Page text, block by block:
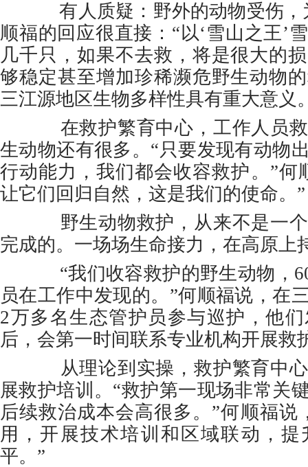
有人质疑：野外的动物受伤，
顺福的回应很直接：“以‘雪山之王’
几千只，如果不去救，将是很大的
够稳定甚至增加珍稀濒危野生动物
三江源地区生物多样性具有重大意义
在救护繁育中心，工作人员救
生动物还有很多。“只要发现有动物
行动能力，我们都会收容救护。”何
让它们回归自然，这是我们的使命。”
野生动物救护，从来不是一个
完成的。一场场生命接力，在高原上
“我们收容救护的野生动物，
员在工作中发现的。”何顺福说，在
2万多名生态管护员参与巡护，他
后，会第一时间联系专业机构开展救
从理论到实操，救护繁育中心
展救护培训。“救护第一现场非常关
后续救治成本会高很多。”何顺福说
用，开展技术培训和区域联动，
平。”